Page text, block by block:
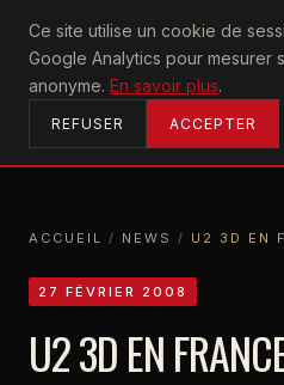
Ce site utilise un cookie de
Google Analytics pour mesurer
anonyme. En savoir plus.
REFUSER ACCEPTER
U2achtung
ACCUEIL
ACCUEIL / NEWS / U2 3D EN
27 FÉVRIER 2008
U2 3D EN